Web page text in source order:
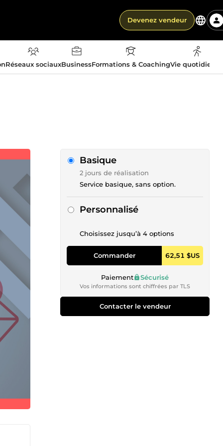
Devenez vendeur
Réseaux sociauxBusinessFormations & CoachingVie
Basique
2 jours de réalisation
Service basique, sans option.
Personnalisé
Choisissez jusqu’à 4 options
Commander 62,51 $US
Paiement Sécurisé
Vos informations sont chiffrées par TLS
Contacter le vendeur